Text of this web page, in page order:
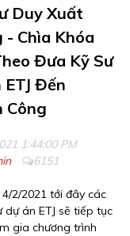
Duy Xuất
- Chìa Khóa
Đưa Kỹ Sư
ETJ Đến
Công
1:44:00 PM
6151
2/2021 tới đây các
dự án ETJ sẽ tiếp tục
gia chương trình